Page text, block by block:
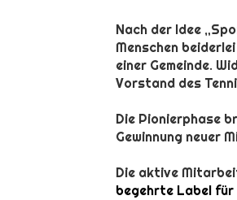
Nach der Idee
Menschen
einer Gemeinde.
Vorstand des
Die Pionierphase
Gewinnung neuer
Die aktive
begehrte Label für